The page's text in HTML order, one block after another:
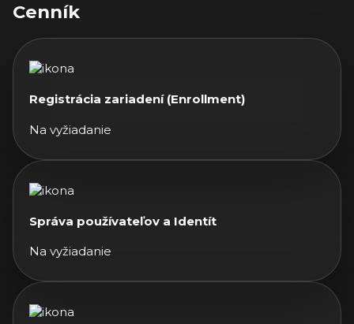
Cenník
Registrácia zariadení (Enrollment)
Na vyžiadanie
Správa používateľov a Identít
Na vyžiadanie